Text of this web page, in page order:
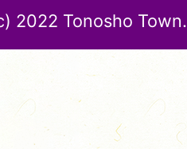
2022 Tonosho